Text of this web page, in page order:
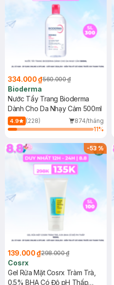
334.000 ₫560.000 ₫
Bioderma
Nước Tẩy Trang Bioderma
Dành Cho Da Nhạy Cảm 500ml
4.9 (228)
874/tháng
11%
-53%
139.000 ₫298.000 ₫
Cosrx
Gel Rửa Mặt Cosrx Tràm Trà,
0.5% BHA Có Độ pH Thấp